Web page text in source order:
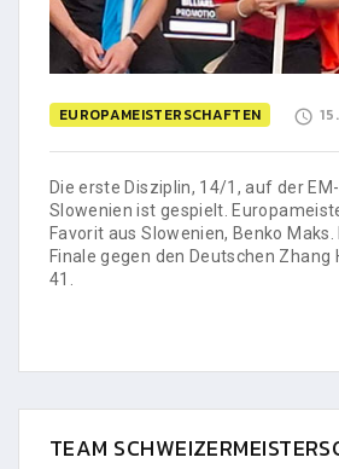
EUROPAMEISTERSCHAFTEN
Die erste Disziplin, 14/1, auf der
Slowenien ist gespielt.
Favorit aus Slowenien, Benko Maks.
Finale gegen den Deutschen Zhang
41.
TEAM